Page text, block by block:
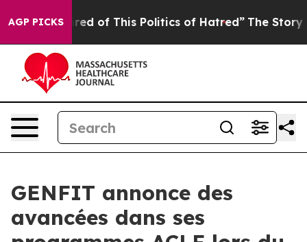
AGP PICKSof This Politics of Hatred” The Story Behind
GENFIT annonce des
avancées dans ses